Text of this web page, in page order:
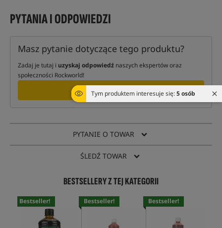
Tym produktem interesuje się:5 osób
PYTANIA I ODPOWIEDZI
Masz pytanie dotyczące tego produktu?
Zadaj je tutaj i uzyskaj odpowiedź naszych ekspertów oraz
społeczności Rockworld!
ZAPYTAJ
PYTANIE O TOWAR
ŚLEDŹ TOWAR
BESTSELLERY Z TEJ KATEGORII
Bestseller! Bestseller! Bestseller!